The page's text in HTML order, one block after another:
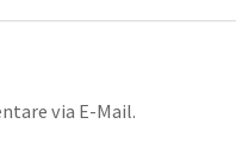
via E-Mail.